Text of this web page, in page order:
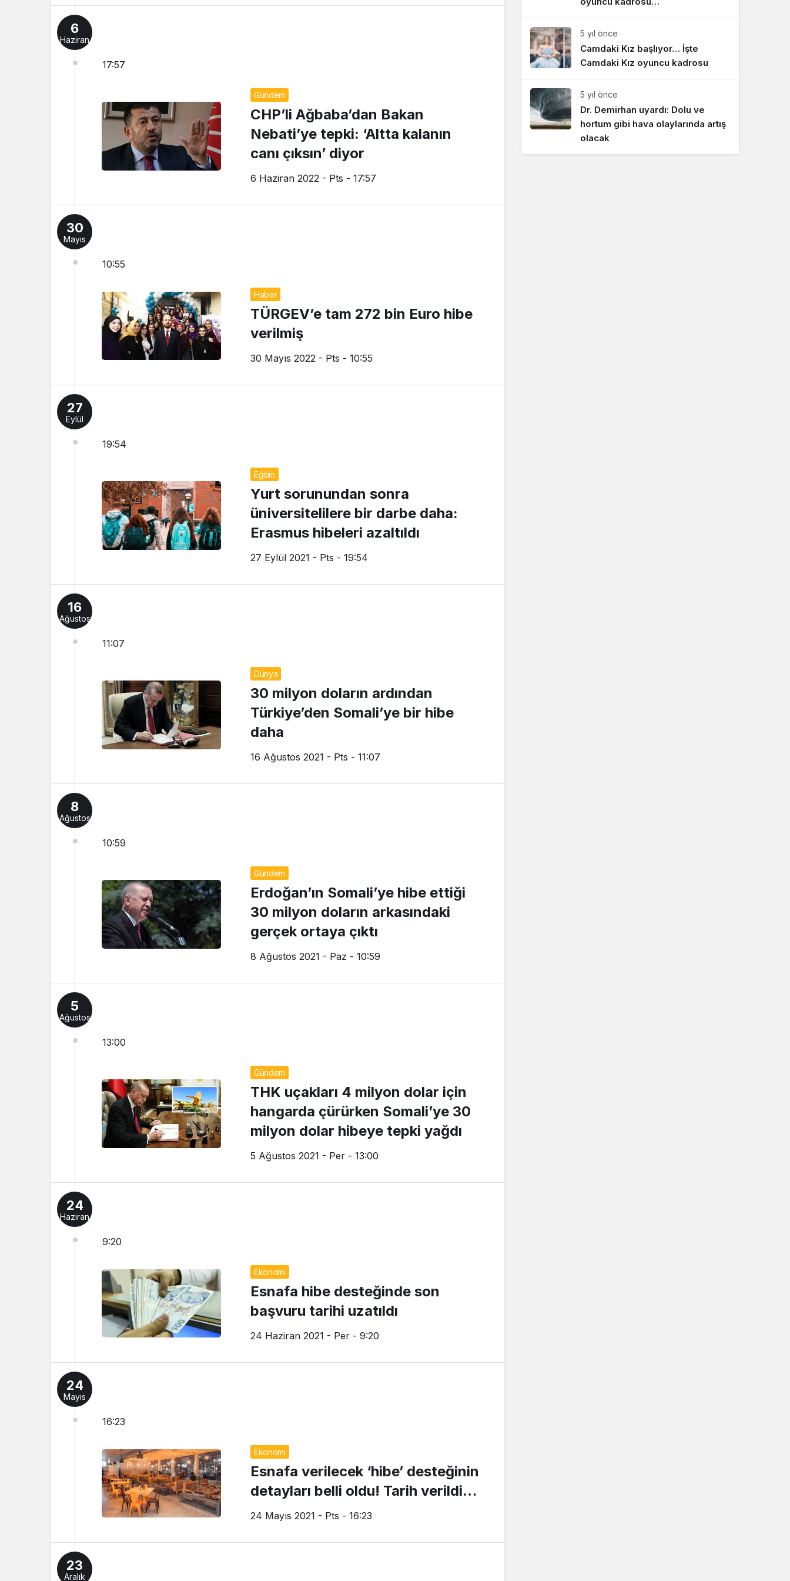
6
Haziran
17:57
Gündem
CHP’li Ağbaba’dan Bakan
Nebati’ye tepki: ‘Altta kalanın
canı çıksın’ diyor
6 Haziran 2022 - Pts - 17:57
30
Mayıs
10:55
Haber
TÜRGEV’e tam 272 bin Euro hibe
verilmiş
30 Mayıs 2022 - Pts - 10:55
27
Eylül
19:54
Eğitim
Yurt sorunundan sonra
üniversitelilere bir darbe daha:
Erasmus hibeleri azaltıldı
27 Eylül 2021 - Pts - 19:54
16
Ağustos
11:07
Dünya
30 milyon doların ardından
Türkiye’den Somali’ye bir hibe
daha
16 Ağustos 2021 - Pts - 11:07
8
Ağustos
10:59
Gündem
Erdoğan’ın Somali’ye hibe ettiği
30 milyon doların arkasındaki
gerçek ortaya çıktı
8 Ağustos 2021 - Paz - 10:59
5
Ağustos
13:00
Gündem
THK uçakları 4 milyon dolar için
hangarda çürürken Somali’ye 30
milyon dolar hibeye tepki yağdı
5 Ağustos 2021 - Per - 13:00
24
Haziran
9:20
Ekonomi
Esnafa hibe desteğinde son
başvuru tarihi uzatıldı
24 Haziran 2021 - Per - 9:20
24
Mayıs
16:23
Ekonomi
Esnafa verilecek ‘hibe’ desteğinin
detayları belli oldu! Tarih verildi…
24 Mayıs 2021 - Pts - 16:23
23
Aralık
5 yıl önce
Camdaki Kız başlıyor… İşte
Camdaki Kız oyuncu kadrosu
5 yıl önce
Dr. Demirhan uyardı: Dolu ve
hortum gibi hava olaylarında artış
olacak